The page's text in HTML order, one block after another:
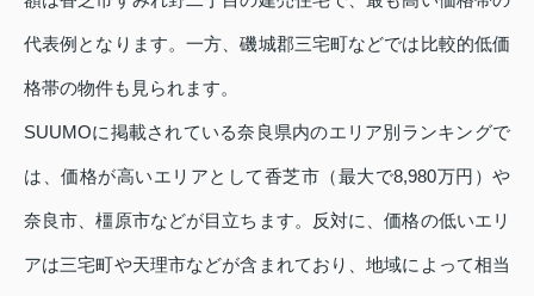
代表例となります。一方、磯城郡三宅町などでは比較的低価
格帯の物件も見られます。
SUUMOに掲載されている奈良県内のエリア別ランキングで
は、価格が高いエリアとして香芝市（最大で8,980万円）や
奈良市、橿原市などが目立ちます。反対に、価格の低いエリ
アは三宅町や天理市などが含まれており、地域によって相当